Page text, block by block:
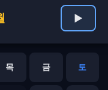
▶
목 금 토